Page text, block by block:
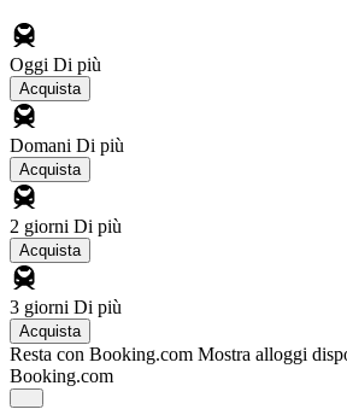
Oggi Di più
Acquista
Domani Di più
Acquista
2 giorni Di più
Acquista
3 giorni Di più
Acquista
Resta con Booking.com Mostra alloggi
Booking.com